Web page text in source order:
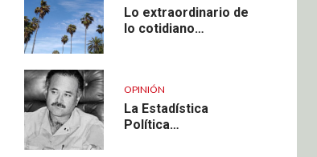
Lo extraordinario de
lo cotidiano…
OPINIÓN
La Estadística
Política…